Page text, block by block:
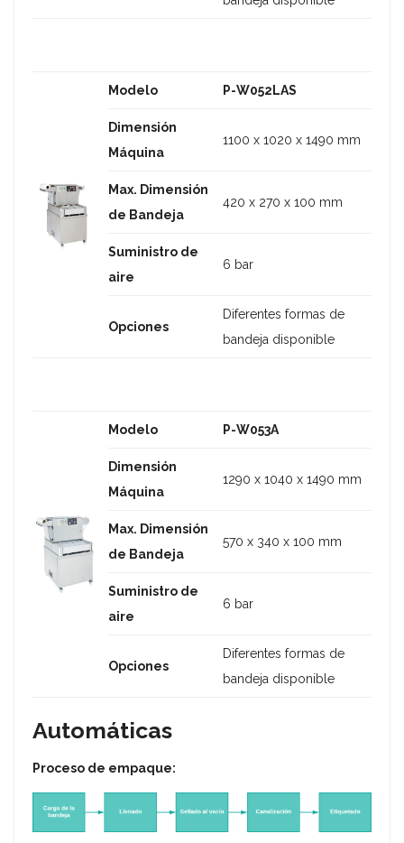
Modelo P-W052LAS
Dimensión
Máquina
1100 x 1020 x 1490 mm
Max. Dimensión
de Bandeja
420 x 270 x 100 mm
Suministro de
aire
6 bar
Opciones
Diferentes formas de
bandeja disponible
Modelo P-W053A
Dimensión
Máquina
1290 x 1040 x 1490 mm
Max. Dimensión
de Bandeja
570 x 340 x 100 mm
Suministro de
aire
6 bar
Opciones
Diferentes formas de
bandeja disponible
Automáticas
Proceso de empaque: